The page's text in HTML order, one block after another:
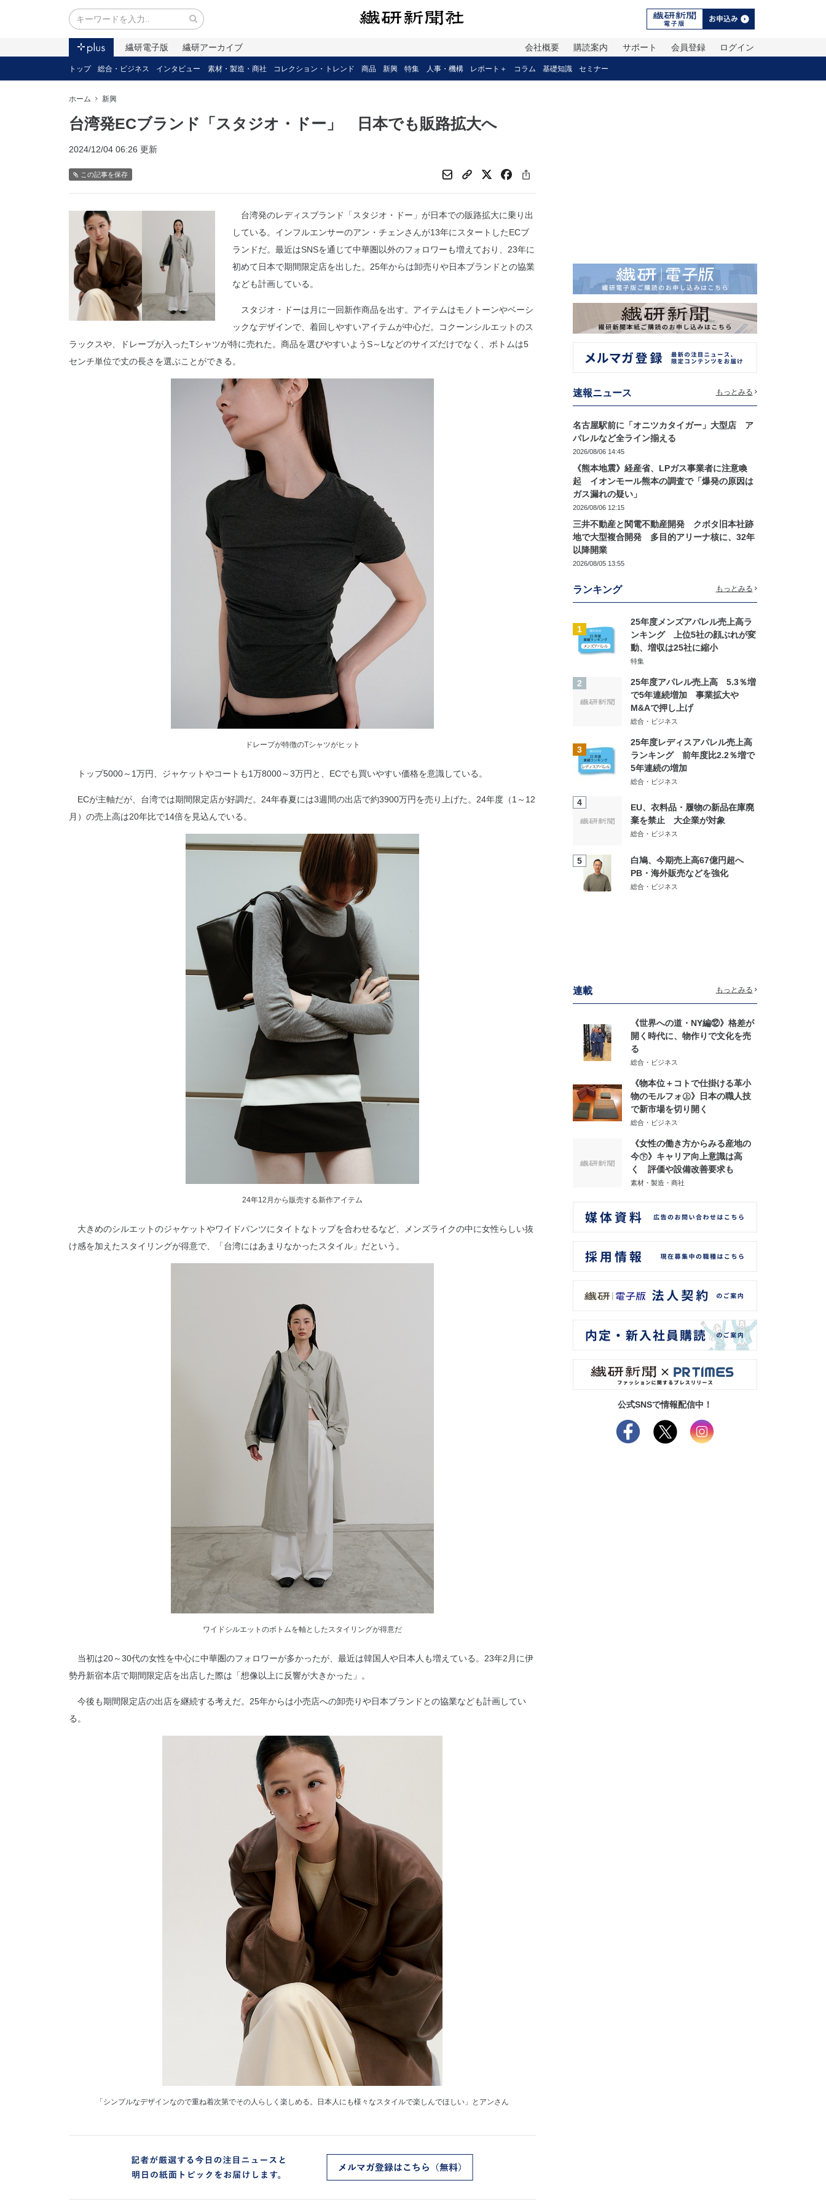
繊研電子版 繊研アーカイブ ログイン
会員登録
サポート
購読案内
会社概要
トップ 総合・ビジネス インタビュー 素材・製造・商社 コレクション・トレンド 商品 新興 特集 人事・機構 レポート＋ コラム 基礎知識 セミナー
ホーム 新興
台湾発ECブランド「スタジオ・ドー」 日本でも販路拡大へ
2024/12/04 06:26 更新
この記事を保存
台湾発のレディスブランド「スタジオ・ドー」が日本での販路拡大に乗り出
している。インフルエンサーのアン・チェンさんが13年にスタートしたECブ
ランドだ。最近はSNSを通じて中華圏以外のフォロワーも増えており、23年に
初めて日本で期間限定店を出した。25年からは卸売りや日本ブランドとの協業
なども計画している。
スタジオ・ドーは月に一回新作商品を出す。アイテムはモノトーンやベーシ
ックなデザインで、着回しやすいアイテムが中心だ。コクーンシルエットのス
ラックスや、ドレープが入ったTシャツが特に売れた。商品を選びやすいようS～Lなどのサイズだけでなく、ボトムは5
センチ単位で丈の長さを選ぶことができる。
ドレープが特徴のTシャツがヒット
トップ5000～1万円、ジャケットやコートも1万8000～3万円と、ECでも買いやすい価格を意識している。
ECが主軸だが、台湾では期間限定店が好調だ。24年春夏には3週間の出店で約3900万円を売り上げた。24年度（1～12
月）の売上高は20年比で14倍を見込んでいる。
24年12月から販売する新作アイテム
大きめのシルエットのジャケットやワイドパンツにタイトなトップを合わせるなど、メンズライクの中に女性らしい抜
け感を加えたスタイリングが得意で、「台湾にはあまりなかったスタイル」だという。
ワイドシルエットのボトムを軸としたスタイリングが得意だ
当初は20～30代の女性を中心に中華圏のフォロワーが多かったが、最近は韓国人や日本人も増えている。23年2月に伊
勢丹新宿本店で期間限定店を出店した際は「想像以上に反響が大きかった」。
今後も期間限定店の出店を継続する考えだ。25年からは小売店への卸売りや日本ブランドとの協業なども計画してい
る。
「シンプルなデザインなので重ね着次第でその人らしく楽しめる。日本人にも様々なスタイルで楽しんでほしい」とアンさん
速報ニュース もっとみる
名古屋駅前に「オニツカタイガー」大型店 ア
パレルなど全ライン揃える
2026/08/06 14:45
《熊本地震》経産省、LPガス事業者に注意喚
起 イオンモール熊本の調査で「爆発の原因は
ガス漏れの疑い」
2026/08/06 12:15
三井不動産と関電不動産開発 クボタ旧本社跡
地で大型複合開発 多目的アリーナ核に、32年
以降開業
2026/08/05 13:55
ランキング もっとみる
1
25年度メンズアパレル売上高ラ
ンキング 上位5社の顔ぶれが変
動、増収は25社に縮小
特集
2
25年度アパレル売上高 5.3％増
で5年連続増加 事業拡大や
M&Aで押し上げ
総合・ビジネス
3
25年度レディスアパレル売上高
ランキング 前年度比2.2％増で
5年連続の増加
総合・ビジネス
4
EU、衣料品・履物の新品在庫廃
棄を禁止 大企業が対象
総合・ビジネス
5
白鳩、今期売上高67億円超へ
PB・海外販売などを強化
総合・ビジネス
連載 もっとみる
《世界への道・NY編⑫》格差が
開く時代に、物作りで文化を売
る
総合・ビジネス
《物本位＋コトで仕掛ける革小
物のモルフォ㊤》日本の職人技
で新市場を切り開く
総合・ビジネス
《女性の働き方からみる産地の
今㊦》キャリア向上意識は高
く 評価や設備改善要求も
素材・製造・商社
公式SNSで情報配信中！